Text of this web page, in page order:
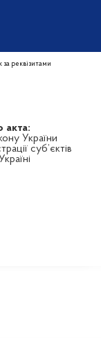
за реквізитами
акта:
України
суб’єктів